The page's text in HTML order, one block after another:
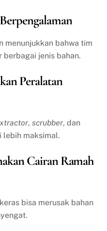
menunjukkan bahwa tim
berbagai jenis bahan.
Peralatan
,scrubber, dan
lebih maksimal.
Cairan Ramah
bisa merusak bahan